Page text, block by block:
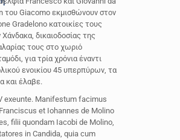
του Giacomo εκμισθώνουν στον
Gradelono κατοικίες τους
Χάνδακα, δικαιοδοσίας της
τους στο χωριό
για τρία χρόνια έναντι
ενοικίου 45 υπερπύρων, τα
και έλαβε.
exeunte. Manifestum facimus
et Iohannes de Molino
filii quondam Iacobi de Molino,
in Candida, quia cum